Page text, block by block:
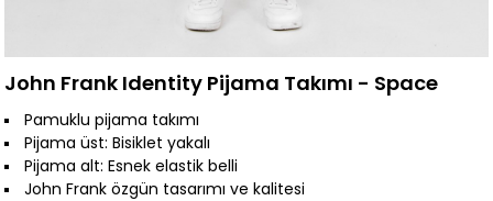
John Frank Identity Pijama Takımı - Space
Pamuklu pijama takımı
Pijama üst: Bisiklet yakalı
Pijama alt: Esnek elastik belli
John Frank özgün tasarımı ve kalitesi